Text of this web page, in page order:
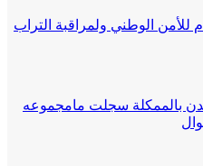
للأمن الوطني ولمراقبة التراب
مدن بالممكلة سجلت مامجموعه